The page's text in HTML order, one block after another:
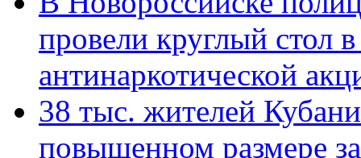
провели круглый стол
антинаркотической
38 тыс. жителей
повышенном размере